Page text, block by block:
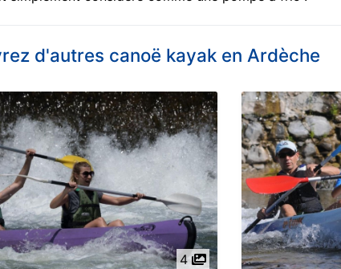
d'autres canoë kayak en Ardèche
4